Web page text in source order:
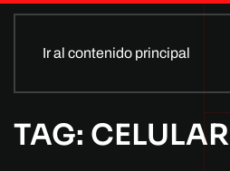
Ir al contenido principal
TAG: CELULAR